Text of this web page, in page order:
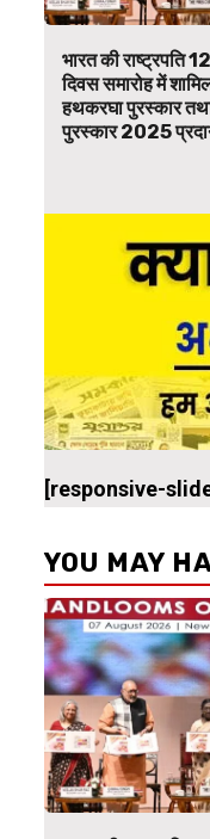
भारत की राष्ट्रपति
दिवस समारोह में
हथकरघा पुरस्कार
पुरस्कार 2025
[responsive-
YOU MAY